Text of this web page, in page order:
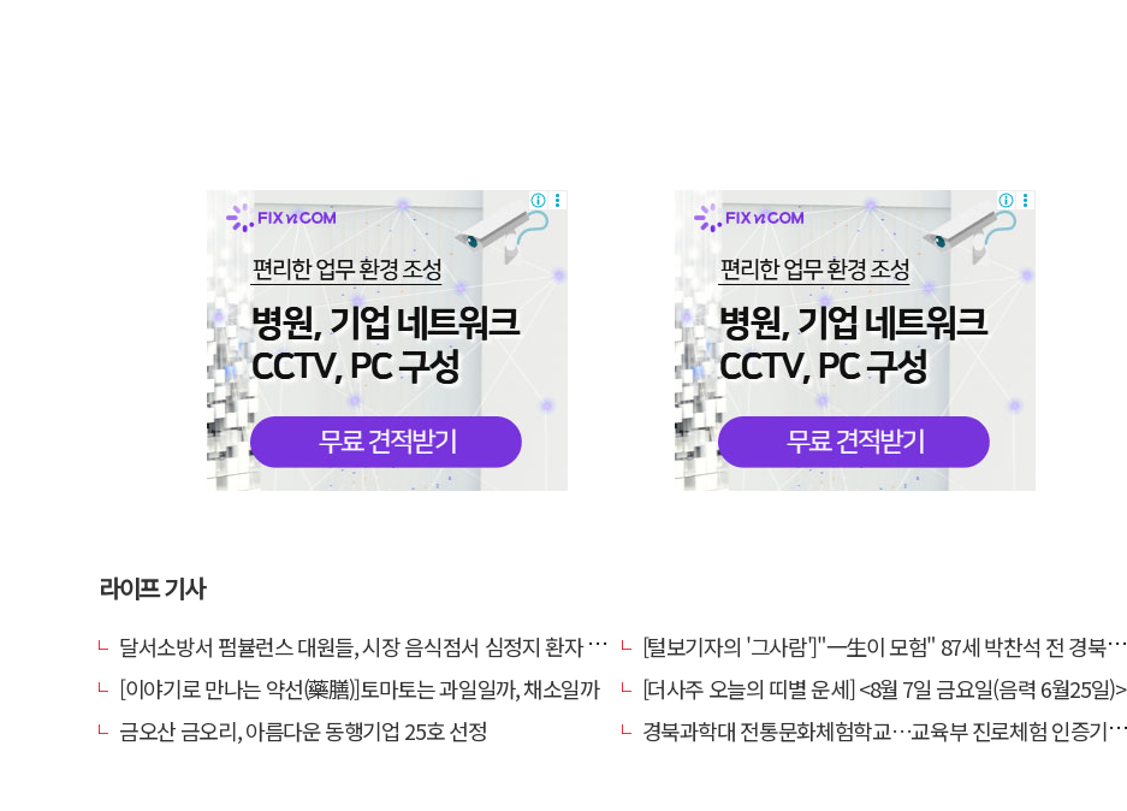
라이프 기사
달서소방서 펌뷸런스 대원들, 시장 음식점서 심정지 환자 생명 살려
[털보기자의 '그사람']"一生이 모험" 87세 박찬석 전 경북대 총장
[이야기로 만나는 약선(藥膳)]토마토는 과일일까, 채소일까
[더사주 오늘의 띠별 운세] <8월 7일 금요일(음력 6월25일)>
금오산 금오리, 아름다운 동행기업 25호 선정
경북과학대 전통문화체험학교…교육부 진로체험 인증기관 선정